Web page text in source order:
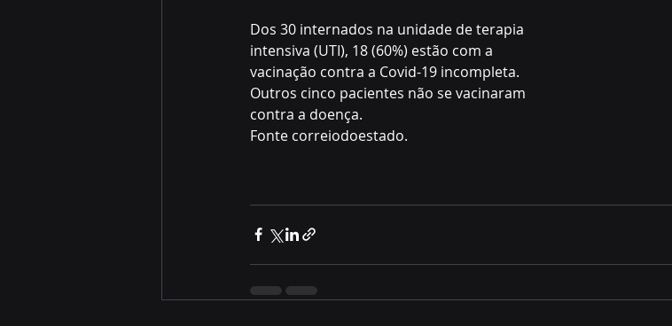
Dos 30 internados na unidade de terapia
intensiva (UTI), 18 (60%) estão com a
vacinação contra a Covid-19 incompleta.
Outros cinco pacientes não se vacinaram
contra a doença.
Fonte correiodoestado.